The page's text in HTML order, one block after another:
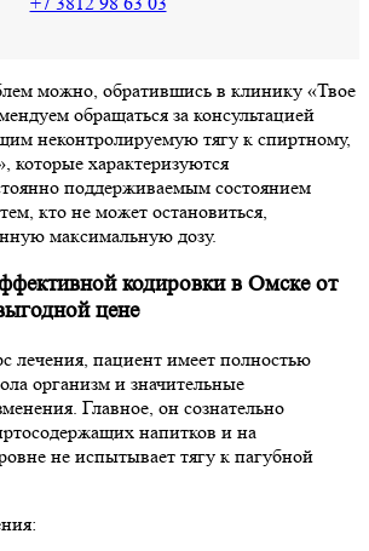
можно, обратившись в клинику «Твое
обращаться за консультацией
неконтролируемую тягу к спиртному,
которые характеризуются
поддерживаемым состоянием
кто не может остановиться,
максимальную дозу.
кодировки в Омске от
цене
лечения, пациент имеет полностью
организм и значительные
Главное, он сознательно
напитков и на
не испытывает тягу к пагубной